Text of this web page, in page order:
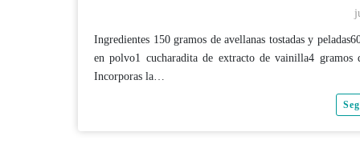
Ingredientes 150 gramos de avellanas tostadas y
en polvo1 cucharadita de extracto de vainilla4
Incorporas la…